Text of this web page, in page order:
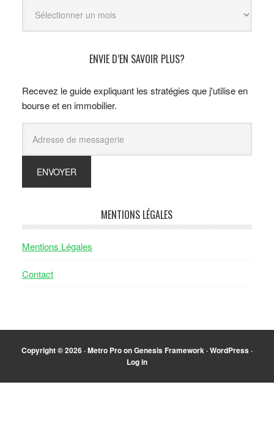
ENVIE D’EN SAVOIR PLUS?
Recevez le guide expliquant les stratégies que j'utilise en
bourse et en immobilier.
MENTIONS LÉGALES
Mentions Légales
Contact
Copyright © 2026 ·Metro ProonGenesis Framework ·WordPress ·
Log in